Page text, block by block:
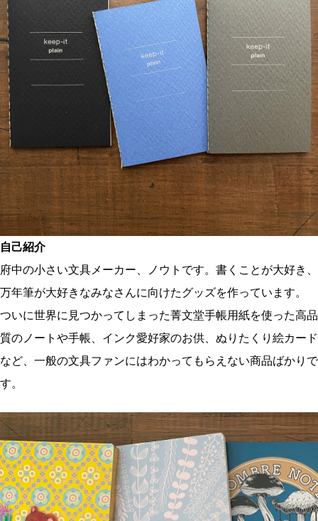
自己紹介
府中の小さい文具メーカー、ノウトです。書くことが大好き、
万年筆が大好きなみなさんに向けたグッズを作っています。
ついに世界に見つかってしまった菁文堂手帳用紙を使った高品
質のノートや手帳、インク愛好家のお供、ぬりたくり絵カード
など、一般の文具ファンにはわかってもらえない商品ばかりで
す。